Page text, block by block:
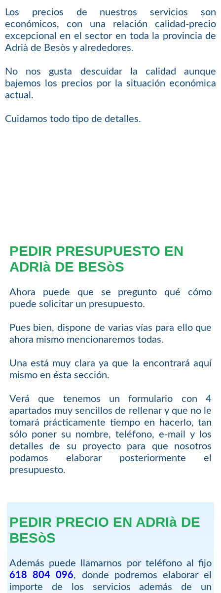
Los precios de nuestros servicios son
económicos, con una relación calidad-precio
excepcional en el sector en toda la provincia de
Adrià de Besòs y alrededores.
No nos gusta descuidar la calidad aunque
bajemos los precios por la situación económica
actual.
Cuidamos todo tipo de detalles.
PEDIR PRESUPUESTO EN
ADRIà DE BESòS
Ahora puede que se pregunto qué cómo
puede solicitar un presupuesto.
Pues bien, dispone de varias vías para ello que
ahora mismo mencionaremos todas.
Una está muy clara ya que la encontrará aquí
mismo en ésta sección.
Verá que tenemos un formulario con 4
apartados muy sencillos de rellenar y que no le
tomará prácticamente tiempo en hacerlo, tan
sólo poner su nombre, teléfono, e-mail y los
detalles de su proyecto para que nosotros
podamos elaborar posteriormente el
presupuesto.
PEDIR PRECIO EN ADRIà DE
BESòS
Además puede llamarnos por teléfono al fijo
618 804 096, donde podremos elaborar el
importe de los servicios además de un